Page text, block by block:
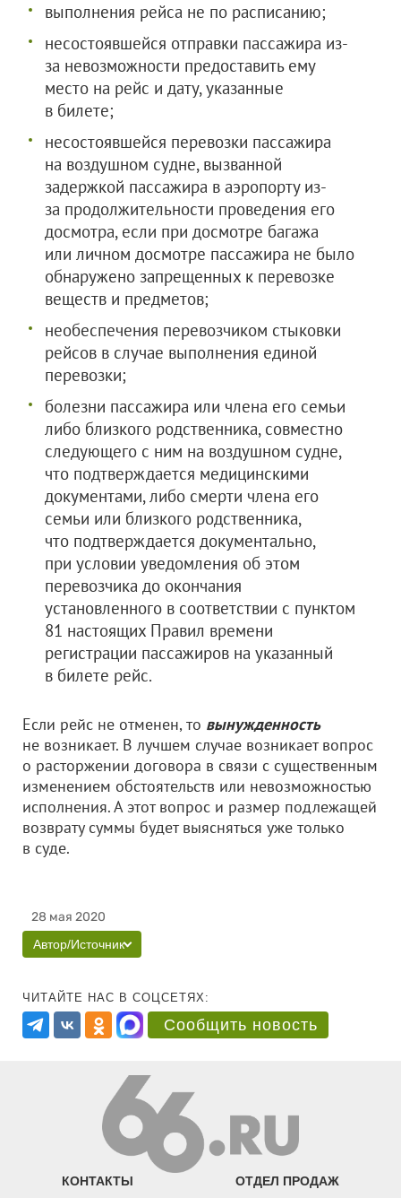
выполнения рейса не по расписанию;
несостоявшейся отправки пассажира из-
за невозможности предоставить ему
место на рейс и дату, указанные
в билете;
несостоявшейся перевозки пассажира
на воздушном судне, вызванной
задержкой пассажира в аэропорту из-
за продолжительности проведения его
досмотра, если при досмотре багажа
или личном досмотре пассажира не было
обнаружено запрещенных к перевозке
веществ и предметов;
необеспечения перевозчиком стыковки
рейсов в случае выполнения единой
перевозки;
болезни пассажира или члена его семьи
либо близкого родственника, совместно
следующего с ним на воздушном судне,
что подтверждается медицинскими
документами, либо смерти члена его
семьи или близкого родственника,
что подтверждается документально,
при условии уведомления об этом
перевозчика до окончания
установленного в соответствии с пунктом
81 настоящих Правил времени
регистрации пассажиров на указанный
в билете рейс.
Если рейс не отменен, то вынужденность
не возникает. В лучшем случае возникает вопрос
о расторжении договора в связи с существенным
изменением обстоятельств или невозможностью
исполнения. А этот вопрос и размер подлежащей
возврату суммы будет выясняться уже только
в суде.
28 мая 2020
Автор/Источник
ЧИТАЙТЕ НАС В СОЦСЕТЯХ:
Сообщить новость
КОНТАКТЫ ОТДЕЛ ПРОДАЖ